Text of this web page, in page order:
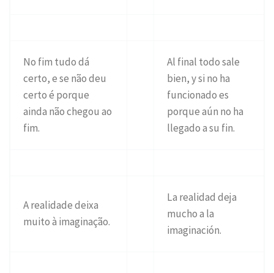
No fim tudo dá
certo, e se não deu
certo é porque
ainda não chegou ao
fim.
Al final todo sale
bien, y si no ha
funcionado es
porque aún no ha
llegado a su fin.
A realidade deixa
muito à imaginação.
La realidad deja
mucho a la
imaginación.